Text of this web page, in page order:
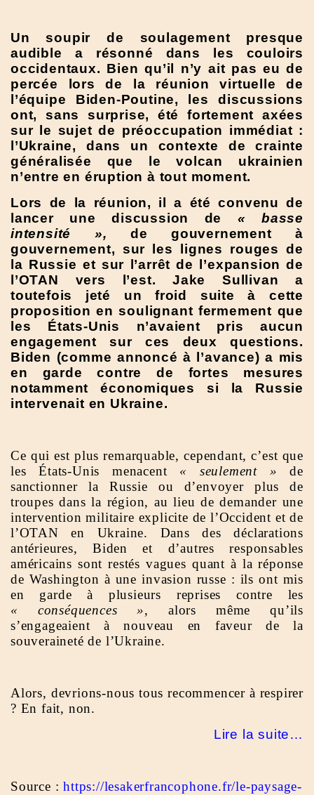
Un soupir de soulagement presque
audible a résonné dans les couloirs
occidentaux. Bien qu’il n’y ait pas eu de
percée lors de la réunion virtuelle de
l’équipe Biden-Poutine, les discussions
ont, sans surprise, été fortement axées
sur le sujet de préoccupation immédiat :
l’Ukraine, dans un contexte de crainte
généralisée que le volcan ukrainien
n’entre en éruption à tout moment.
Lors de la réunion, il a été convenu de
lancer une discussion de « basse
intensité », de gouvernement à
gouvernement, sur les lignes rouges de
la Russie et sur l’arrêt de l’expansion de
l’OTAN vers l’est. Jake Sullivan a
toutefois jeté un froid suite à cette
proposition en soulignant fermement que
les États-Unis n’avaient pris aucun
engagement sur ces deux questions.
Biden (comme annoncé à l’avance) a mis
en garde contre de fortes mesures
notamment économiques si la Russie
intervenait en Ukraine.
Ce qui est plus remarquable, cependant, c’est que
les États-Unis menacent « seulement » de
sanctionner la Russie ou d’envoyer plus de
troupes dans la région, au lieu de demander une
intervention militaire explicite de l’Occident et de
l’OTAN en Ukraine. Dans des déclarations
antérieures, Biden et d’autres responsables
américains sont restés vagues quant à la réponse
de Washington à une invasion russe : ils ont mis
en garde à plusieurs reprises contre les
« conséquences », alors même qu’ils
s’engageaient à nouveau en faveur de la
souveraineté de l’Ukraine.
Alors, devrions-nous tous recommencer à respirer
? En fait, non.
Lire la suite…
Source :https://lesakerfrancophone.fr/le-paysage-